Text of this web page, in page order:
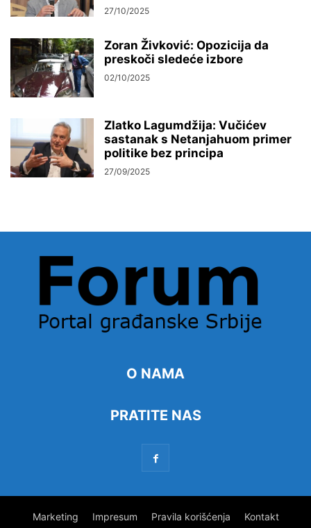
27/10/2025
Zoran Živković: Opozicija da
preskoči sledeće izbore
02/10/2025
Zlatko Lagumdžija: Vučićev
sastanak s Netanjahuom primer
politike bez principa
27/09/2025
O NAMA
PRATITE NAS
Marketing Impresum Pravila korišćenja Kontakt